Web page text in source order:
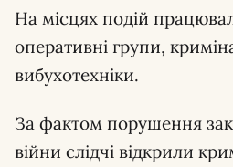
На місцях подій
оперативні групи,
вибухотехніки.
За фактом порушення
війни слідчі відкрили